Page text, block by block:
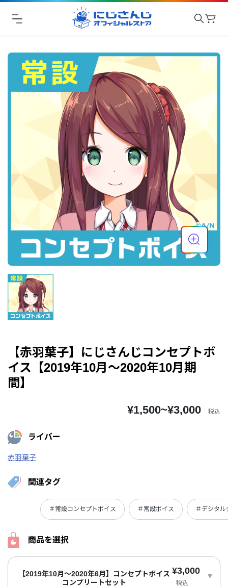
【赤羽葉子】にじさんじコンセプトボ
イス【2019年10月～2020年10月期
間】
¥1,500~¥3,000 税込
ライバー
赤羽葉子
関連タグ
＃常設コンセプトボイス ＃常設ボイス ＃デジタル
商品を選択
【2019年10月～2020年6月】コンセプトボイス
コンプリートセット
¥3,000
税込